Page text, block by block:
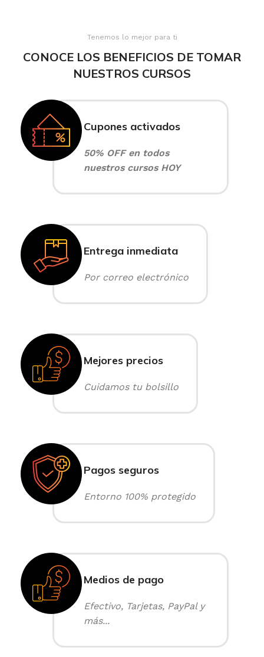
Tenemos lo mejor para ti
CONOCE LOS BENEFICIOS DE TOMAR
NUESTROS CURSOS
Cupones activados
50% OFF en todos
nuestros cursos HOY
Entrega inmediata
Por correo electrónico
Mejores precios
Cuidamos tu bolsillo
Pagos seguros
Entorno 100% protegido
Medios de pago
Efectivo, Tarjetas, PayPal y
más...